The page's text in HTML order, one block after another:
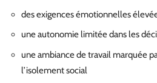
des exigences émotionnelles
une autonomie limitée dans les
une ambiance de travail marquée
l’isolement social